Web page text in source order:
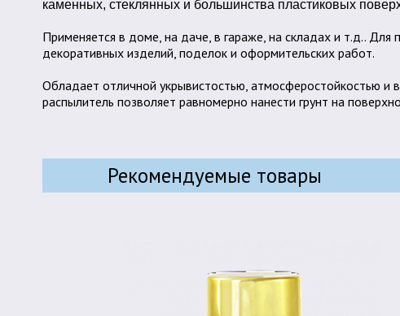
каменных, стеклянных и большинства пластиковых
Применяется в доме, на даче, в гараже, на складах и т.д..
декоративных изделий, поделок и оформительских работ.
Обладает отличной укрывистостью, атмосферостойкостью и
распылитель позволяет равномерно нанести грунт на
Рекомендуемые товары